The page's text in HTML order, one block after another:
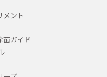
メント
菌ガイド